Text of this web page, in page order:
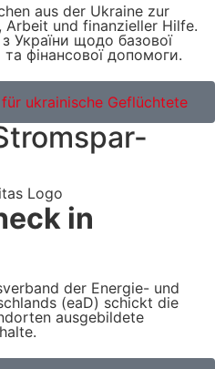
aus der Ukraine zur
Arbeit und finanzieller Hilfe.
України щодо базової
та фінансової допомоги.
ukrainische Geflüchtete
in
der Energie- und
(eaD) schickt die
ausgebildete